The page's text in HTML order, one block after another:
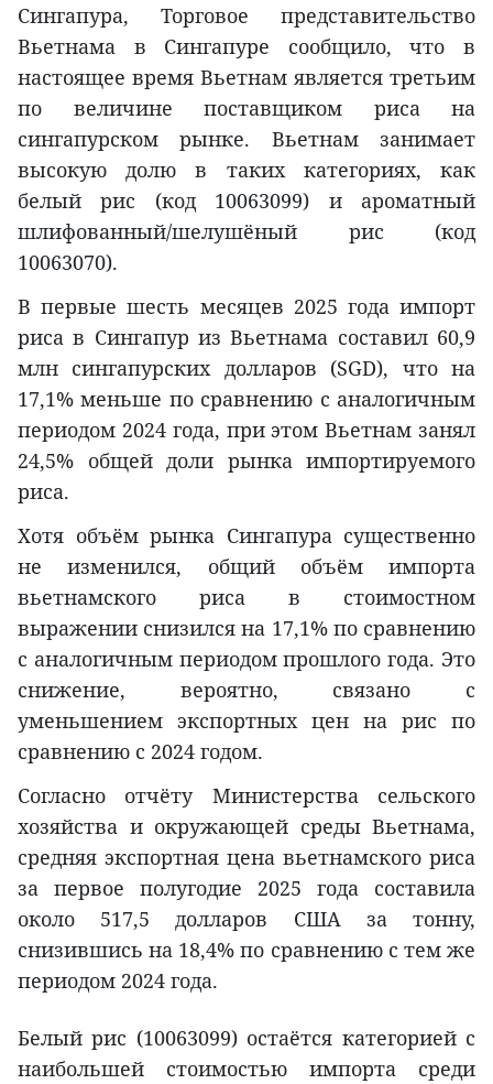
Сингапура, Торговое представительство
Вьетнама в Сингапуре сообщило, что в
настоящее время Вьетнам является третьим
по величине поставщиком риса на
сингапурском рынке. Вьетнам занимает
высокую долю в таких категориях, как
белый рис (код 10063099) и ароматный
шлифованный/шелушёный рис (код
10063070).
В первые шесть месяцев 2025 года импорт
риса в Сингапур из Вьетнама составил 60,9
млн сингапурских долларов (SGD), что на
17,1% меньше по сравнению с аналогичным
периодом 2024 года, при этом Вьетнам занял
24,5% общей доли рынка импортируемого
риса.
Хотя объём рынка Сингапура существенно
не изменился, общий объём импорта
вьетнамского риса в стоимостном
выражении снизился на 17,1% по сравнению
с аналогичным периодом прошлого года. Это
снижение, вероятно, связано с
уменьшением экспортных цен на рис по
сравнению с 2024 годом.
Согласно отчёту Министерства сельского
хозяйства и окружающей среды Вьетнама,
средняя экспортная цена вьетнамского риса
за первое полугодие 2025 года составила
около 517,5 долларов США за тонну,
снизившись на 18,4% по сравнению с тем же
периодом 2024 года.
Белый рис (10063099) остаётся категорией с
наибольшей стоимостью импорта среди